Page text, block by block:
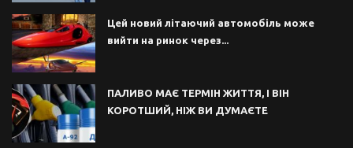
Цей новий літаючий автомобіль може
вийти на ринок через...
ПАЛИВО МАЄ ТЕРМІН ЖИТТЯ, І ВІН
КОРОТШИЙ, НІЖ ВИ ДУМАЄТЕ